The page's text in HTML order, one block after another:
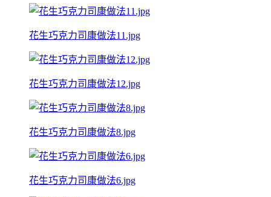
花生巧克力司康做法11.jpg
花生巧克力司康做法12.jpg
花生巧克力司康做法8.jpg
花生巧克力司康做法6.jpg